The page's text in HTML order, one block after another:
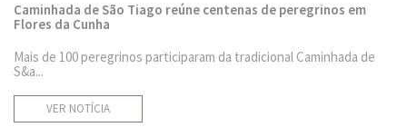
Caminhada de São Tiago reúne centenas de peregrinos em
Flores da Cunha
Mais de 100 peregrinos participaram da tradicional Caminhada de
S&a...
VER NOTÍCIA